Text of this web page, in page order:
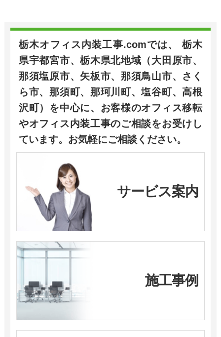
栃木オフィス内装工事.comでは、 栃木
県宇都宮市、栃木県北地域（大田原市、
那須塩原市、矢板市、那須鳥山市、さく
ら市、那須町、那珂川町、塩谷町、高根
沢町）を中心に、お客様のオフィス移転
やオフィス内装工事のご相談をお受けし
ています。お気軽にご相談ください。
サービス案内
施工事例